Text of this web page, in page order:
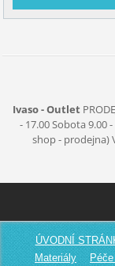
Ivaso - Outlet
- 17.00Sobota 9.00
shop - prodejna)
ÚVODNÍ
Materiály